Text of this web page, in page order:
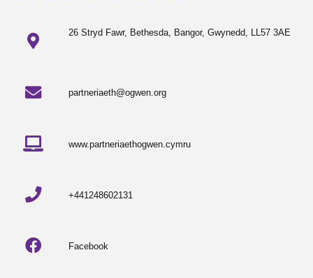
26 Stryd Fawr, Bethesda, Bangor, Gwynedd, LL57 3AE
partneriaeth@ogwen.org
www.partneriaethogwen.cymru
+441248602131
Facebook